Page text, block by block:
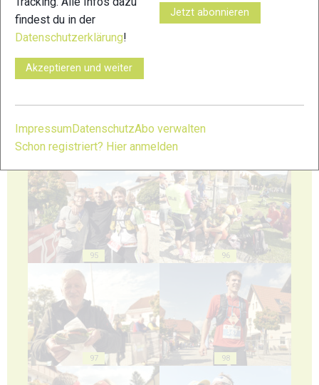
93
95 96
97 98
findest du in der
Datenschutzerklärung!
Akzeptieren und weiter
Jetzt abonnieren
Impressum DatenschutzAbo verwalten
Schon registriert? Hier anmelden